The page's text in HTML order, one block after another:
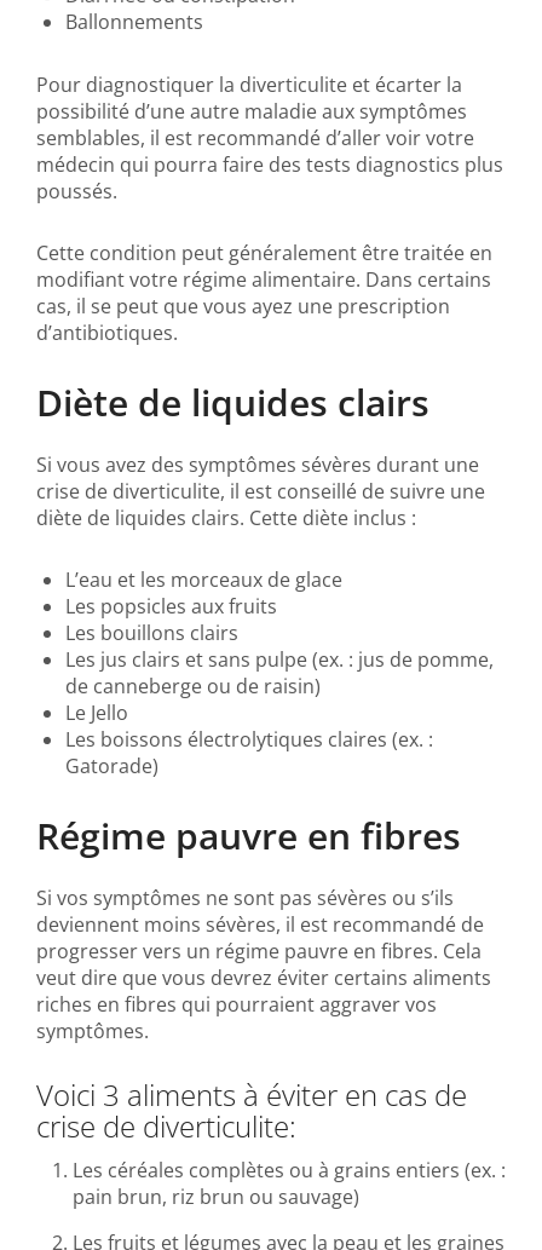
Ballonnements
Pour diagnostiquer la diverticulite et écarter la
possibilité d’une autre maladie aux symptômes
semblables, il est recommandé d’aller voir votre
médecin qui pourra faire des tests diagnostics plus
poussés.
Cette condition peut généralement être traitée en
modifiant votre régime alimentaire. Dans certains
cas, il se peut que vous ayez une prescription
d’antibiotiques.
Diète de liquides clairs
Si vous avez des symptômes sévères durant une
crise de diverticulite, il est conseillé de suivre une
diète de liquides clairs. Cette diète inclus :
L’eau et les morceaux de glace
Les popsicles aux fruits
Les bouillons clairs
Les jus clairs et sans pulpe (ex. : jus de pomme,
de canneberge ou de raisin)
Le Jello
Les boissons électrolytiques claires (ex. :
Gatorade)
Régime pauvre en fibres
Si vos symptômes ne sont pas sévères ou s’ils
deviennent moins sévères, il est recommandé de
progresser vers un régime pauvre en fibres. Cela
veut dire que vous devrez éviter certains aliments
riches en fibres qui pourraient aggraver vos
symptômes.
Voici 3 aliments à éviter en cas de
crise de diverticulite:
Les céréales complètes ou à grains entiers (ex. :
pain brun, riz brun ou sauvage)
Les fruits et légumes avec la peau et les graines